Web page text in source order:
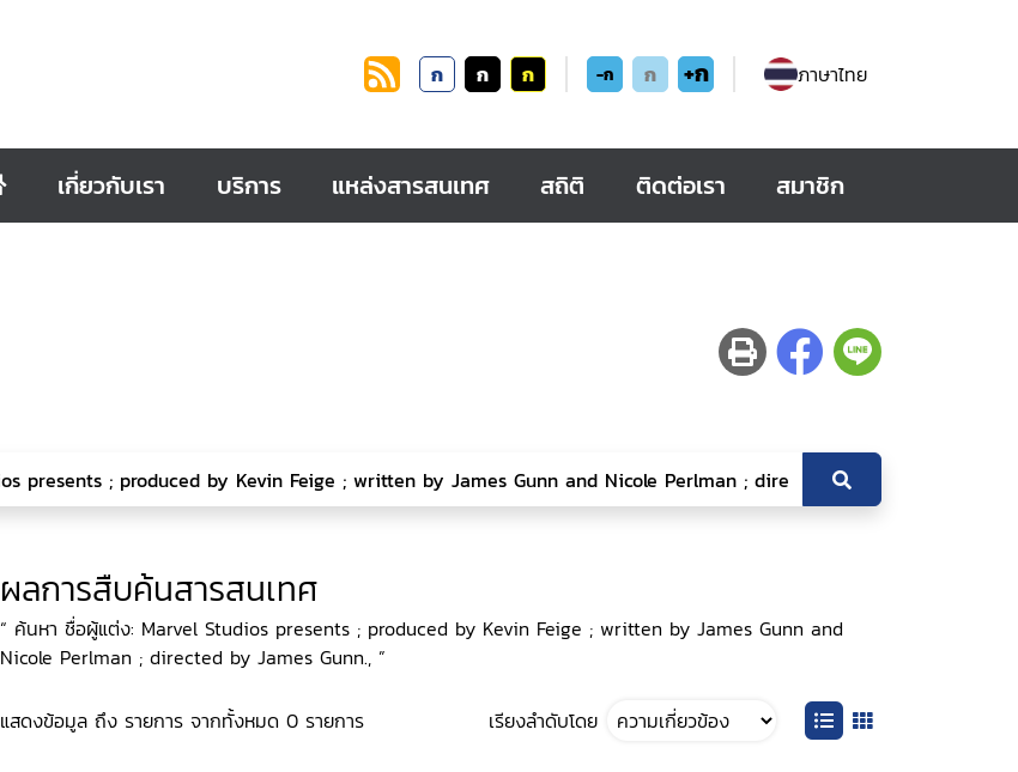
ก ก ก -ก ก +ก ภาษาไทย
เกี่ยวกับเรา บริการ แหล่งสารสนเทศ สถิติ ติดต่อเรา สมาชิก
ผลการสืบค้นสารสนเทศ
“ ค้นหา ชื่อผู้แต่ง: Marvel Studios presents ; produced by Kevin Feige ; written by James Gunn and
Nicole Perlman ; directed by James Gunn., ”
แสดงข้อมูล ถึง รายการ จากทั้งหมด 0 รายการ เรียงลำดับโดย